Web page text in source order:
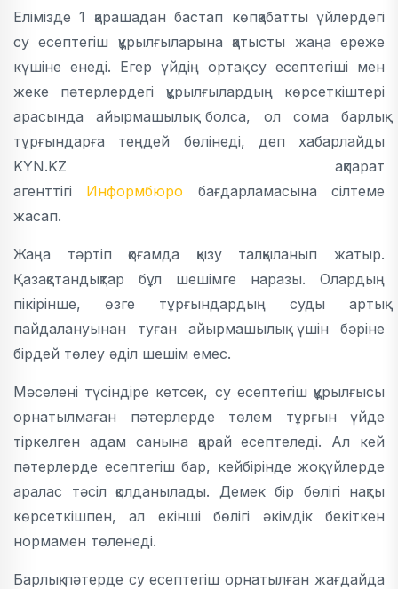
Елімізде 1 қарашадан бастап көпқабатты үйлердегі
су есептегіш құрылғыларына қатысты жаңа ереже
күшіне енеді. Егер үйдің ортақ су есептегіші мен
жеке пәтерлердегі құрылғылардың көрсеткіштері
арасында айырмашылық болса, ол сома барлық
тұрғындарға теңдей бөлінеді, деп хабарлайды
KYN.KZ ақпарат
агенттігі Информбюро бағдарламасына сілтеме
жасап.
Жаңа тәртіп қоғамда қызу талқыланып жатыр.
Қазақстандықтар бұл шешімге наразы. Олардың
пікірінше, өзге тұрғындардың суды артық
пайдалануынан туған айырмашылық үшін бәріне
бірдей төлеу әділ шешім емес.
Мәселені түсіндіре кетсек, су есептегіш құрылғысы
орнатылмаған пәтерлерде төлем тұрғын үйде
тіркелген адам санына қарай есептеледі. Ал кей
пәтерлерде есептегіш бар, кейбірінде жоқ үйлерде
аралас тәсіл қолданылады. Демек бір бөлігі нақты
көрсеткішпен, ал екінші бөлігі әкімдік бекіткен
нормамен төленеді.
Барлық пәтерде су есептегіш орнатылған жағдайда